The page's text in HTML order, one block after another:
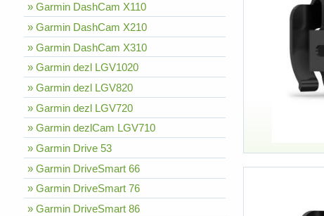
» Garmin DashCam X110
» Garmin DashCam X210
» Garmin DashCam X310
» Garmin dezl LGV1020
» Garmin dezl LGV820
» Garmin dezl LGV720
» Garmin dezlCam LGV710
» Garmin Drive 53
» Garmin DriveSmart 66
» Garmin DriveSmart 76
» Garmin DriveSmart 86